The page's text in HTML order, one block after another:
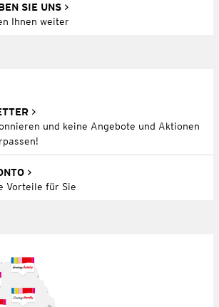
SIE UNS
Ihnen weiter
und keine Angebote und Aktionen
Vorteile für Sie